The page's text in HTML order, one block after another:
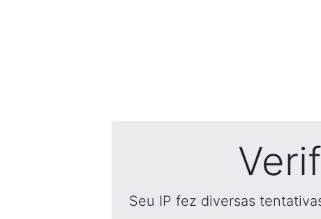
Seu IP fez diversas